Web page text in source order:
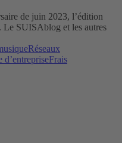
de juin 2023, l’édition
Le SUISAblog et les autres
Réseaux
d’entrepriseFrais